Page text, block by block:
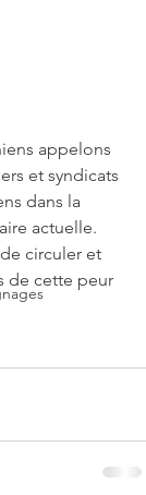
appelons
et syndicats
dans la
actuelle.
circuler et
de cette peur